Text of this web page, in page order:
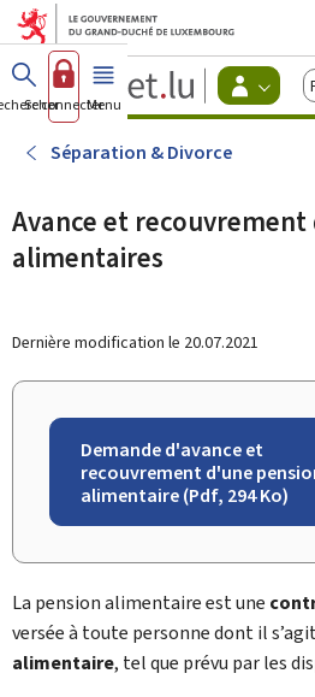
Aller au menu
Aller au
Guichet.lu
actif
Se connecterMenu principal
Séparation & Divorce
Avance et recouvrement
alimentaires
Dernière modification le 20.07.2021
Demande d'avance et
recouvrement d'une
alimentaire (Pdf, 294 Ko)
La pension alimentaire est une
versée à toute personne dont il s’agit
alimentaire, tel que prévu par les